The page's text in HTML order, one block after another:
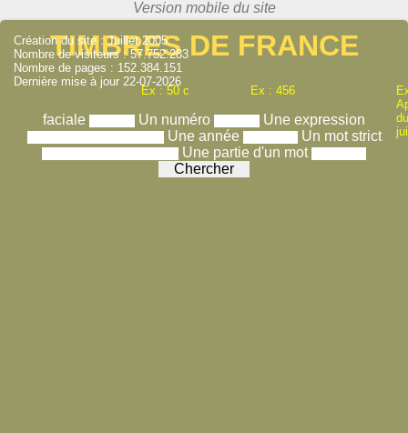
TIMBRES DE FRANCE
Ex : 50 c Ex : 456
faciale Un numéro
Une expression
Une année
Un mot strict
Une partie d'un mot
Création du site : Juillet 2005
Nombre de visiteurs : 57.752.283
Nombre de pages : 152.384.151
Dernière mise à jour 22-07-2026